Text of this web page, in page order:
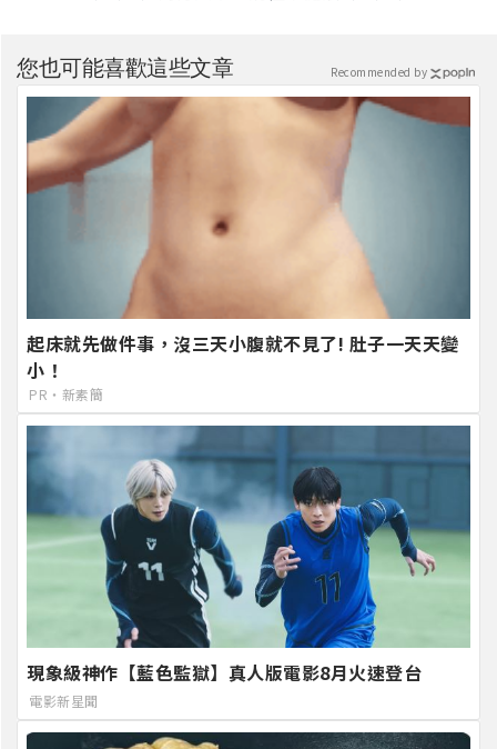
您也可能喜歡這些文章
起床就先做件事，沒三天小腹就不見了! 肚子一天天變
小！
PR・新素簡
現象級神作【藍色監獄】真人版電影8月火速登台
電影新星聞
Recommended by